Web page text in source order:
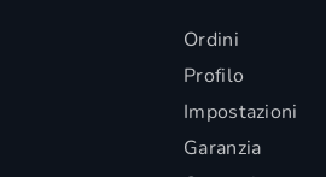
Ordini
Profilo
Impostazioni
Garanzia